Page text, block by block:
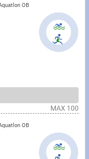
OB
MAX 100
OB